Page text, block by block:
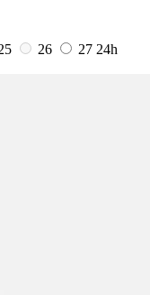
26 27 24h